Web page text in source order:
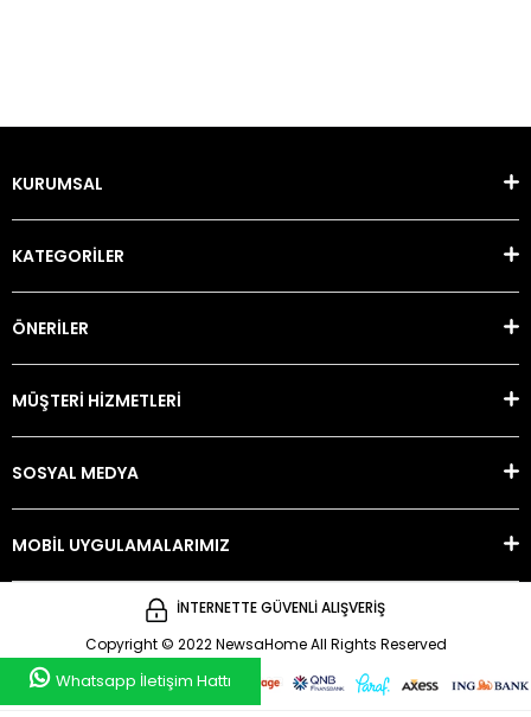
KURUMSAL
KATEGORİLER
ÖNERİLER
MÜŞTERİ HİZMETLERİ
SOSYAL MEDYA
MOBİL UYGULAMALARIMIZ
İNTERNETTE GÜVENLİ ALIŞVERİŞ
Copyright © 2022 NewsaHome All Rights Reserved
Whatsapp İletişim Hattı